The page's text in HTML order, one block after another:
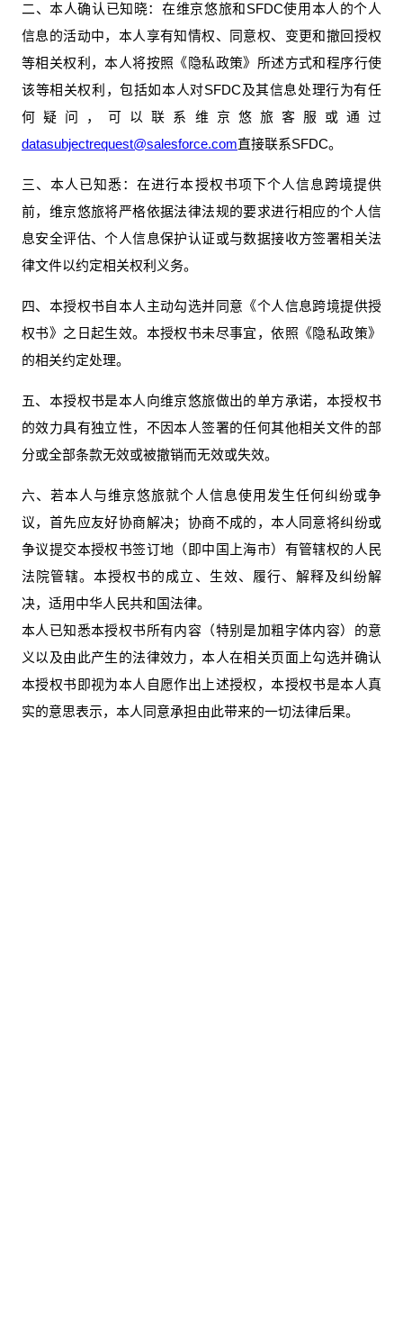
二、本人确认已知晓：在维京悠旅和SFDC使用本人的个人
信息的活动中，本人享有知情权、同意权、变更和撤回授权
等相关权利，本人将按照《隐私政策》所述方式和程序行使
该等相关权利，包括如本人对SFDC及其信息处理行为有任
何疑问，可以联系维京悠旅客服或通过
datasubjectrequest@salesforce.com直接联系SFDC。
三、本人已知悉：在进行本授权书项下个人信息跨境提供
前，维京悠旅将严格依据法律法规的要求进行相应的个人信
息安全评估、个人信息保护认证或与数据接收方签署相关法
律文件以约定相关权利义务。
四、本授权书自本人主动勾选并同意《个人信息跨境提供授
权书》之日起生效。本授权书未尽事宜，依照《隐私政策》
的相关约定处理。
五、本授权书是本人向维京悠旅做出的单方承诺，本授权书
的效力具有独立性，不因本人签署的任何其他相关文件的部
分或全部条款无效或被撤销而无效或失效。
六、若本人与维京悠旅就个人信息使用发生任何纠纷或争
议，首先应友好协商解决；协商不成的，本人同意将纠纷或
争议提交本授权书签订地（即中国上海市）有管辖权的人民
法院管辖。本授权书的成立、生效、履行、解释及纠纷解
决，适用中华人民共和国法律。
本人已知悉本授权书所有内容（特别是加粗字体内容）的意
义以及由此产生的法律效力，本人在相关页面上勾选并确认
本授权书即视为本人自愿作出上述授权，本授权书是本人真
实的意思表示，本人同意承担由此带来的一切法律后果。